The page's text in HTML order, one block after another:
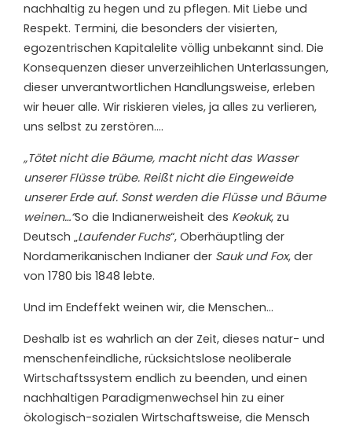
nachhaltig zu hegen und zu pflegen. Mit Liebe und
Respekt. Termini, die besonders der visierten,
egozentrischen Kapitalelite völlig unbekannt sind. Die
Konsequenzen dieser unverzeihlichen Unterlassungen,
dieser unverantwortlichen Handlungsweise, erleben
wir heuer alle. Wir riskieren vieles, ja alles zu verlieren,
uns selbst zu zerstören….
„Tötet nicht die Bäume, macht nicht das Wasser
unserer Flüsse trübe. Reißt nicht die Eingeweide
unserer Erde auf. Sonst werden die Flüsse und Bäume
weinen…“So die Indianerweisheit des Keokuk, zu
Deutsch „Laufender Fuchs“, Oberhäuptling der
Nordamerikanischen Indianer der Sauk und Fox, der
von 1780 bis 1848 lebte.
Und im Endeffekt weinen wir, die Menschen…
Deshalb ist es wahrlich an der Zeit, dieses natur- und
menschenfeindliche, rücksichtslose neoliberale
Wirtschaftssystem endlich zu beenden, und einen
nachhaltigen Paradigmenwechsel hin zu einer
ökologisch-sozialen Wirtschaftsweise, die Mensch